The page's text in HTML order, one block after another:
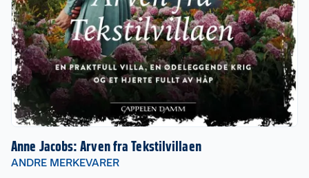
Anne Jacobs: Arven fra Tekstilvillaen
ANDRE MERKEVARER